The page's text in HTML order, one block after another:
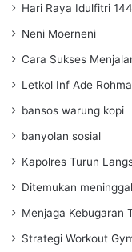
Hari Raya Idulfitri
Neni Moerneni
Cara Sukses
Letkol Inf Ade
bansos warung kopi
banyolan sosial
Kapolres Turun
Ditemukan meninggal
Menjaga Kebugaran
Strategi Workout